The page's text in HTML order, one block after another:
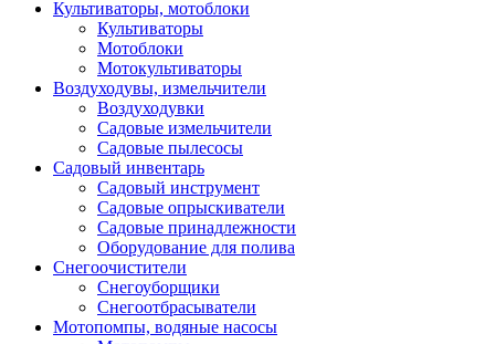
Культиваторы, мотоблоки
Культиваторы
Мотоблоки
Мотокультиваторы
Воздуходувы, измельчители
Воздуходувки
Садовые измельчители
Садовые пылесосы
Садовый инвентарь
Садовый инструмент
Садовые опрыскиватели
Садовые принадлежности
Оборудование для полива
Снегоочистители
Снегоуборщики
Снегоотбрасыватели
Мотопомпы, водяные насосы